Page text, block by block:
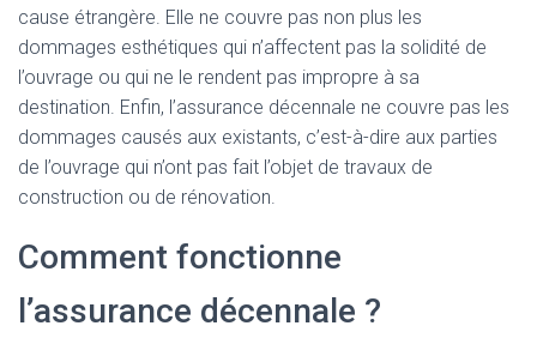
cause étrangère. Elle ne couvre pas non plus les
dommages esthétiques qui n’affectent pas la solidité de
l’ouvrage ou qui ne le rendent pas impropre à sa
destination. Enfin, l’assurance décennale ne couvre pas les
dommages causés aux existants, c’est-à-dire aux parties
de l’ouvrage qui n’ont pas fait l’objet de travaux de
construction ou de rénovation.
Comment fonctionne
l’assurance décennale ?